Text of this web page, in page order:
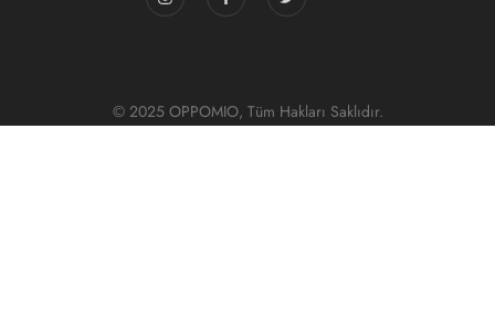
© 2025 OPPOMIO, Tüm Hakları Saklıdır.